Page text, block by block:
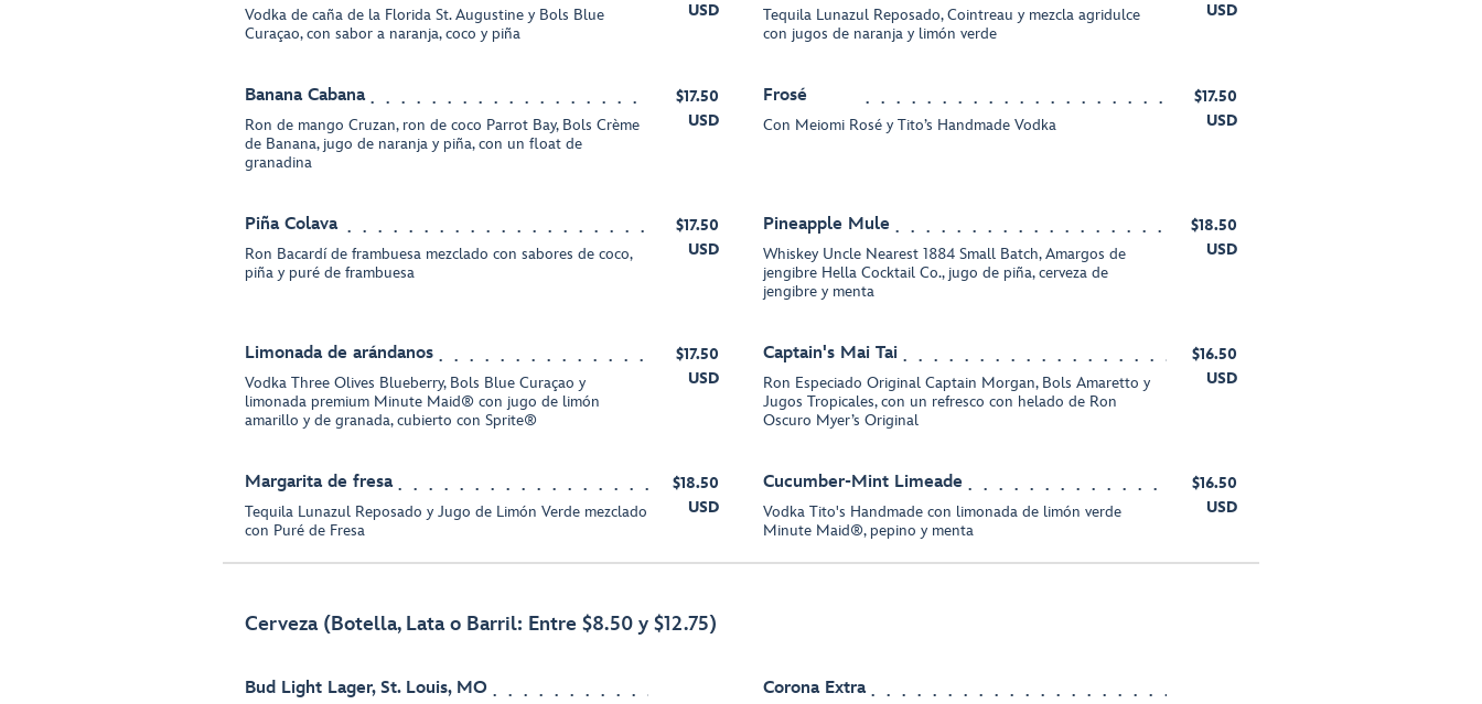
Vodka de caña de la Florida St. Augustine y Bols Blue
Curaçao, con sabor a naranja, coco y piña
USD
Tequila Lunazul Reposado, Cointreau y mezcla agridulce
con jugos de naranja y limón verde
USD
Banana Cabana
Ron de mango Cruzan, ron de coco Parrot Bay, Bols Crème
de Banana, jugo de naranja y piña, con un float de
granadina
$17.50
USD
Frosé
Con Meiomi Rosé y Tito’s Handmade Vodka
$17.50
USD
Piña Colava
Ron Bacardí de frambuesa mezclado con sabores de coco,
piña y puré de frambuesa
$17.50
USD
Pineapple Mule
Whiskey Uncle Nearest 1884 Small Batch, Amargos de
jengibre Hella Cocktail Co., jugo de piña, cerveza de
jengibre y menta
$18.50
USD
Limonada de arándanos
Vodka Three Olives Blueberry, Bols Blue Curaçao y
limonada premium Minute Maid® con jugo de limón
amarillo y de granada, cubierto con Sprite®
$17.50
USD
Captain's Mai Tai
Ron Especiado Original Captain Morgan, Bols Amaretto y
Jugos Tropicales, con un refresco con helado de Ron
Oscuro Myer’s Original
$16.50
USD
Margarita de fresa
Tequila Lunazul Reposado y Jugo de Limón Verde mezclado
con Puré de Fresa
$18.50
USD
Cucumber-Mint Limeade
Vodka Tito's Handmade con limonada de limón verde
Minute Maid®, pepino y menta
$16.50
USD
Cerveza (Botella, Lata o Barril: Entre $8.50 y $12.75)
Bud Light Lager, St. Louis, MO Corona Extra